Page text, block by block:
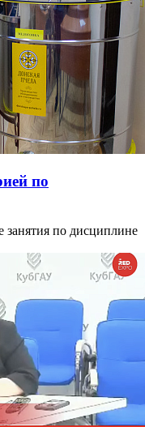
по
занятия по дисциплине